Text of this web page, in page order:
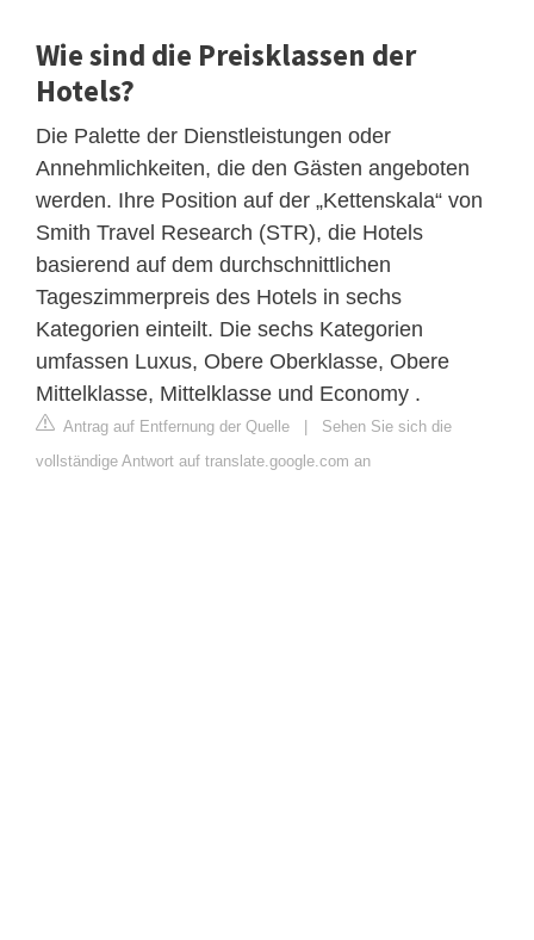
Wie sind die Preisklassen der
Hotels?
Die Palette der Dienstleistungen oder
Annehmlichkeiten, die den Gästen angeboten
werden. Ihre Position auf der „Kettenskala“ von
Smith Travel Research (STR), die Hotels
basierend auf dem durchschnittlichen
Tageszimmerpreis des Hotels in sechs
Kategorien einteilt. Die sechs Kategorien
umfassen Luxus, Obere Oberklasse, Obere
Mittelklasse, Mittelklasse und Economy .
Antrag auf Entfernung der Quelle | Sehen Sie sich die
vollständige Antwort auf translate.google.com an